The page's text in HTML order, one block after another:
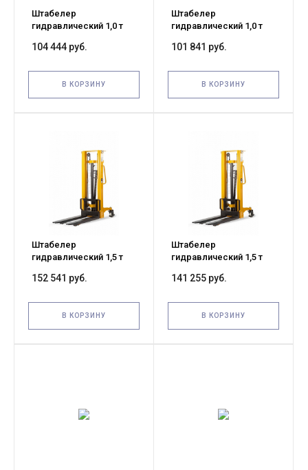
Штабелер
гидравлический 1,0 т
104 444 руб.
В КОРЗИНУ
Штабелер
гидравлический 1,0 т
101 841 руб.
В КОРЗИНУ
Штабелер
гидравлический 1,5 т
152 541 руб.
В КОРЗИНУ
Штабелер
гидравлический 1,5 т
141 255 руб.
В КОРЗИНУ